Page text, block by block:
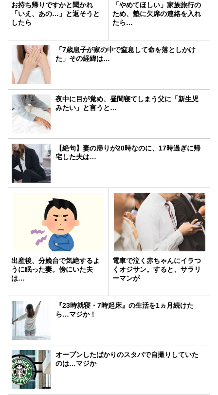
お持ち帰りですかと聞かれ
「いえ、あの…」と返そうと
したら
「やめてほしい」家族旅行の
ため、塾に欠席の連絡を入れ
たら…
「7歳息子が家の中で窒息して命を落としかけ
た」その経緯は…
夜中に目が覚め、昼間寝てしまう父に「新生児
みたい」と言うと…
【絶句】妻の帰りが20時なのに、17時過ぎに帰
宅した夫は…
出産後、分娩台で気絶するよ
うに眠った妻。傍にいた夫
は…
電車で泣く赤ちゃんにイラつ
くオジサン。すると、サラリ
ーマンが
『23時就寝・7時起床』の生活を1ヵ月続けた
ら…マジか！
オープンしたばかりのスタバで自撮りしていた
のは…マジか